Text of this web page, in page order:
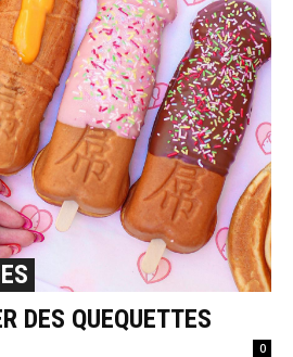
DES QUEQUETTES
0